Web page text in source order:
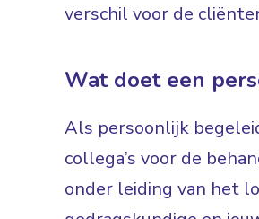
verschil voor de
Wat doet een
Als persoonlijk
collega’s voor de
onder leiding van het